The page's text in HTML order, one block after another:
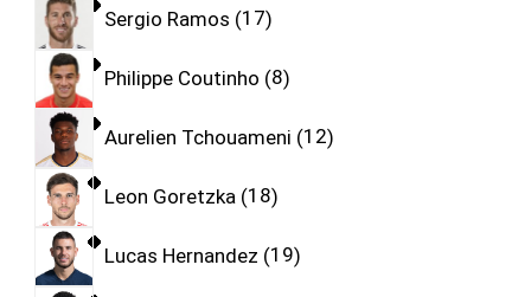
Sergio Ramos 17
Philippe Coutinho 8
Aurelien Tchouameni 12
Leon Goretzka 18
Lucas Hernandez 19